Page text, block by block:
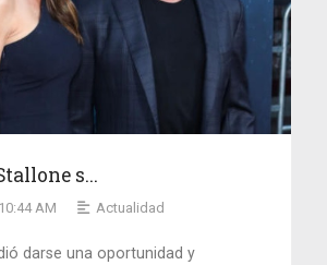
s...
AM Actualidad
darse una oportunidad y